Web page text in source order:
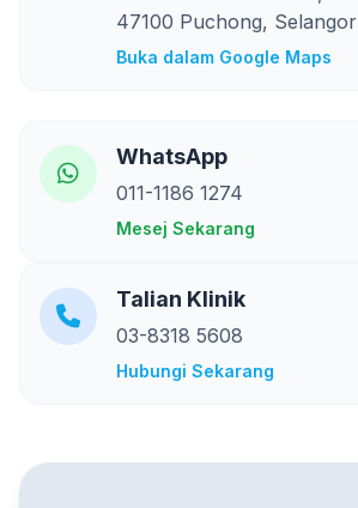
47100 Puchong, Selangor
Buka dalam Google Maps
WhatsApp
011-1186 1274
Mesej Sekarang
Talian Klinik
03-8318 5608
Hubungi Sekarang